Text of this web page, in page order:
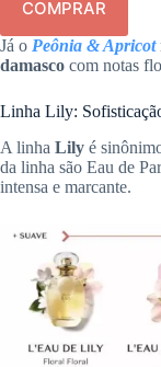
COMPRAR
Já o Peônia & Apricot
damasco com notas
Linha Lily:
A linha Lily é
da linha são Eau de
intensa e marcante.